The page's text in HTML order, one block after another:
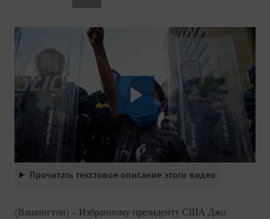
Прочитать текстовое описание этого видео
(Вашингтон) – Избранному президенту США Джо